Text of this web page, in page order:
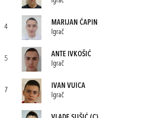
4
MARIJAN ĆAPIN
Igrač
5
ANTE IVKOŠIĆ
Igrač
7
IVAN VUICA
Igrač